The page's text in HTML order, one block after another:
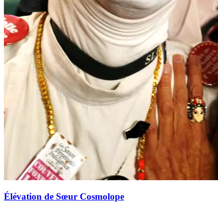
Élévation de Sœur Cosmolope